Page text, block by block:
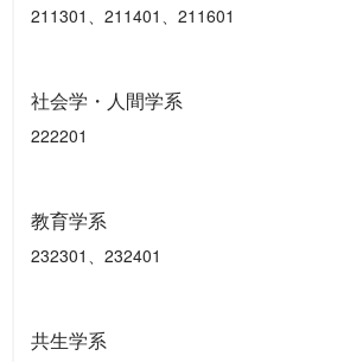
211301、211401、211601
社会学・人間学系
222201
教育学系
232301、232401
共生学系